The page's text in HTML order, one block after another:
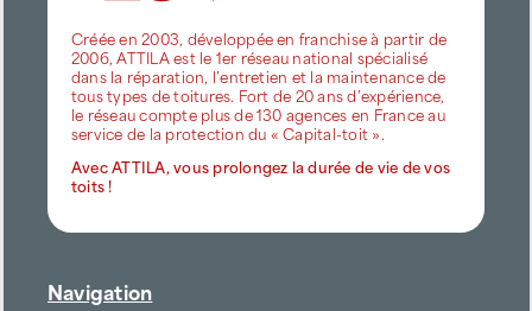
Créée en 2003, développée en franchise à partir de
2006, ATTILA est le 1er réseau national spécialisé
dans la réparation, l’entretien et la maintenance de
tous types de toitures. Fort de 20 ans d’expérience,
le réseau compte plus de 130 agences en France au
service de la protection du « Capital-toit ».
Avec ATTILA, vous prolongez la durée de vie de vos
toits !
Navigation